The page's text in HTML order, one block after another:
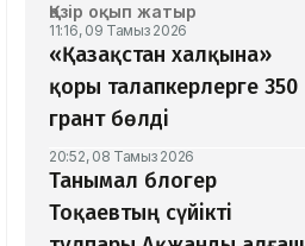
Қазір оқып жатыр
11:16, 09 Тамыз 2026
«Қазақстан халқына»
қоры талапкерлерге 350
грант бөлді
20:52, 08 Тамыз 2026
Танымал блогер
Тоқаевтың сүйікті